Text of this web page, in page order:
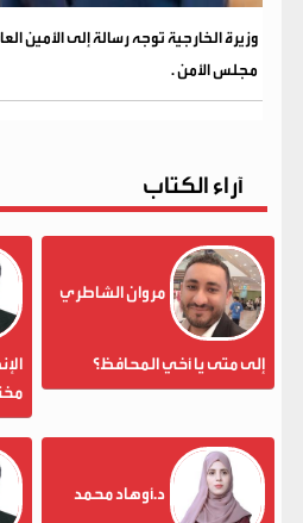
وزيرة الخارجية توجه رسالة إلى الأمين
مجلس الأمن .
آراء الكتاب
مروان الشاطري
إلى متى يا أخي المحافظ؟
د.أوهاد محمد